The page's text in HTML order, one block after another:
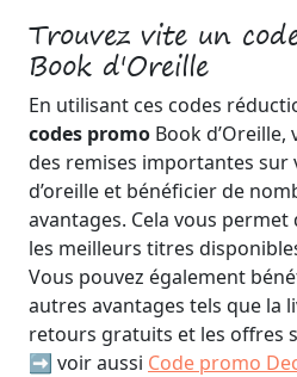
Trouvez vite un
Book d'Oreille
En utilisant ces codes
codes promo Book
des remises importantes sur
d’oreille et bénéficier de
avantages. Cela vous
les meilleurs titres
Vous pouvez également
autres avantages tels que la
retours gratuits et les offres
➡️ voir aussi Code promo